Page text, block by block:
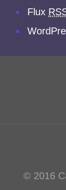
Flux
© 2016